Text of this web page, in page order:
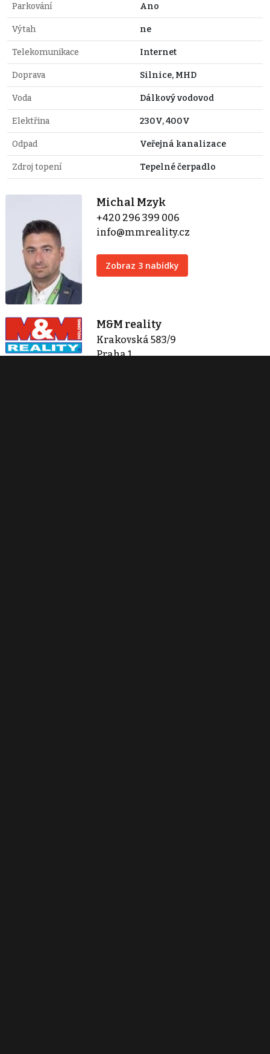
Parkování Ano
Výtah ne
Telekomunikace Internet
Doprava Silnice, MHD
Voda Dálkový vodovod
Elektřina 230V, 400V
Odpad Veřejná kanalizace
Zdroj topení Tepelné čerpadlo
Michal Mzyk
+420 296 399 006
info@mmreality.cz
Zobraz 3 nabídky
M&M reality
Krakovská 583/9
Praha 1